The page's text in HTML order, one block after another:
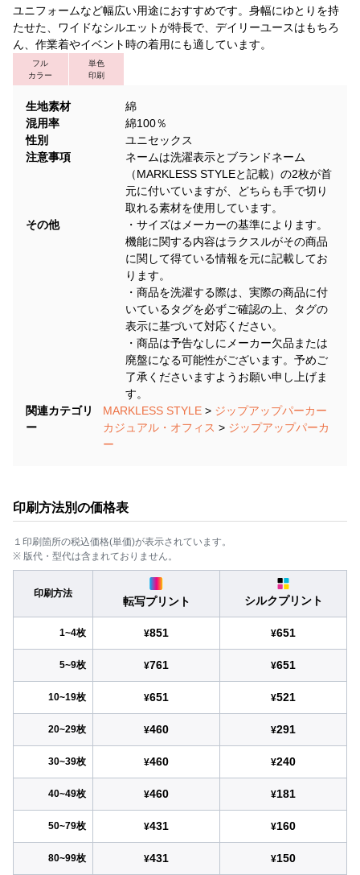
ユニフォームなど幅広い用途におすすめです。身幅にゆとりを持
たせた、ワイドなシルエットが特長で、デイリーユースはもちろ
ん、作業着やイベント時の着用にも適しています。
フル
カラー
単色
印刷
生地素材
綿
混用率
綿100％
性別
ユニセックス
注意事項
ネームは洗濯表示とブランドネーム
（MARKLESS STYLEと記載）の2枚が首
元に付いていますが、どちらも手で切り
取れる素材を使用しています。
その他
・サイズはメーカーの基準によります。
機能に関する内容はラクスルがその商品
に関して得ている情報を元に記載してお
ります。
・商品を洗濯する際は、実際の商品に付
いているタグを必ずご確認の上、タグの
表示に基づいて対応ください。
・商品は予告なしにメーカー欠品または
廃盤になる可能性がございます。予めご
了承くださいますようお願い申し上げま
す。
関連カテゴリ
ー
MARKLESS STYLE> ジップアップパーカー
カジュアル・オフィス > ジップアップパーカ
ー
印刷方法別の価格表
１印刷箇所の税込価格(単価)が表示されています。
※ 版代・型代は含まれておりません。
印刷方法
転写プリント シルクプリント
1~4枚 ¥851 ¥651
5~9枚 ¥761 ¥651
10~19枚 ¥651 ¥521
20~29枚 ¥460 ¥291
30~39枚 ¥460 ¥240
40~49枚 ¥460 ¥181
50~79枚 ¥431 ¥160
80~99枚 ¥431 ¥150